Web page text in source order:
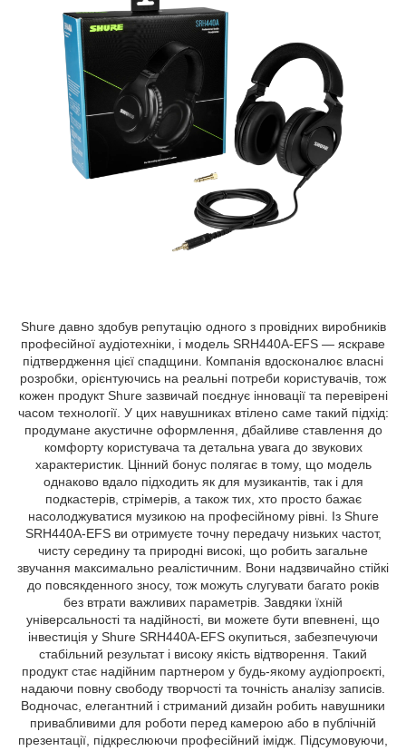
Shure давно здобув репутацію одного з провідних виробників
професійної аудіотехніки, і модель SRH440A-EFS — яскраве
підтвердження цієї спадщини. Компанія вдосконалює власні
розробки, орієнтуючись на реальні потреби користувачів, тож
кожен продукт Shure зазвичай поєднує інновації та перевірені
часом технології. У цих навушниках втілено саме такий підхід:
продумане акустичне оформлення, дбайливе ставлення до
комфорту користувача та детальна увага до звукових
характеристик. Цінний бонус полягає в тому, що модель
однаково вдало підходить як для музикантів, так і для
подкастерів, стрімерів, а також тих, хто просто бажає
насолоджуватися музикою на професійному рівні. Із Shure
SRH440A-EFS ви отримуєте точну передачу низьких частот,
чисту середину та природні високі, що робить загальне
звучання максимально реалістичним. Вони надзвичайно стійкі
до повсякденного зносу, тож можуть слугувати багато років
без втрати важливих параметрів. Завдяки їхній
універсальності та надійності, ви можете бути впевнені, що
інвестиція у Shure SRH440A-EFS окупиться, забезпечуючи
стабільний результат і високу якість відтворення. Такий
продукт стає надійним партнером у будь-якому аудіопроєкті,
надаючи повну свободу творчості та точність аналізу записів.
Водночас, елегантний і стриманий дизайн робить навушники
привабливими для роботи перед камерою або в публічній
презентації, підкреслюючи професійний імідж. Підсумовуючи,